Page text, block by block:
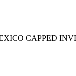
CAPPED